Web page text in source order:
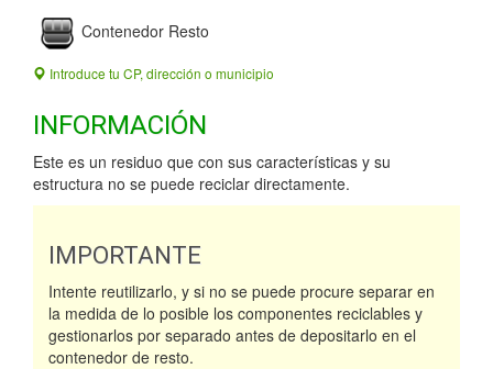
Contenedor Resto
Introduce tu CP, dirección o municipio
INFORMACIÓN
Este es un residuo que con sus características y su
estructura no se puede reciclar directamente.
IMPORTANTE
Intente reutilizarlo, y si no se puede procure separar en
la medida de lo posible los componentes reciclables y
gestionarlos por separado antes de depositarlo en el
contenedor de resto.